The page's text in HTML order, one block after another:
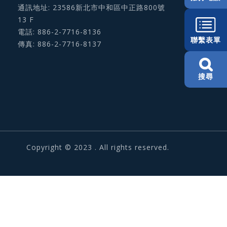
通訊地址: 23586新北市中和區中正路800號
13 F
電話: 886-2-7716-8136
傳真: 886-2-7716-8137
Copyright © 2023 . All rights reserved.
聯繫表單
搜尋